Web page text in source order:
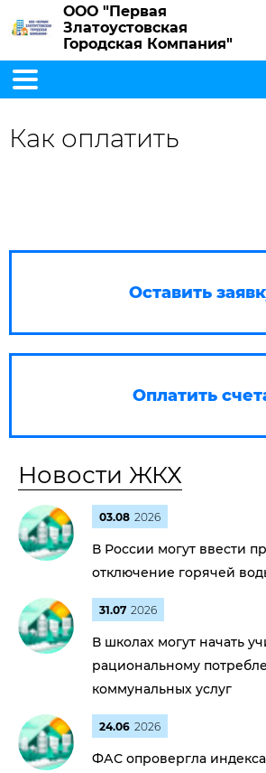
ООО "Первая
Златоустовская
Городская Компания"
Как оплатить
Оставить
Оплатить
Новости ЖКХ
03.08 2026
В России могут ввести
отключение горячей
31.07 2026
В школах могут начать
рациональному
коммунальных услуг
24.06 2026
ФАС опровергла